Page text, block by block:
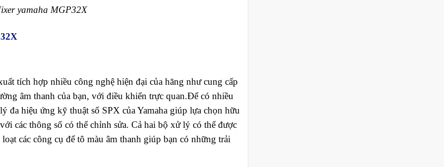
yamaha MGP32X
tích hợp nhiều công nghệ hiện đại của hãng như cung cấp
âm thanh của bạn, với điều khiển trực quan.Để có nhiều
đa hiệu ứng kỹ thuật số SPX của Yamaha giúp lựa chọn hữu
các thông số có thể chỉnh sửa. Cả hai bộ xử lý có thể được
các công cụ để tô màu âm thanh giúp bạn có những trải